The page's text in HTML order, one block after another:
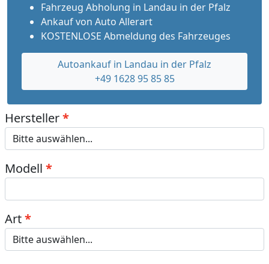
Fahrzeug Abholung in Landau in der Pfalz
Ankauf von Auto Allerart
KOSTENLOSE Abmeldung des Fahrzeuges
Autoankauf in Landau in der Pfalz
+49 1628 95 85 85
Hersteller
Modell
Art